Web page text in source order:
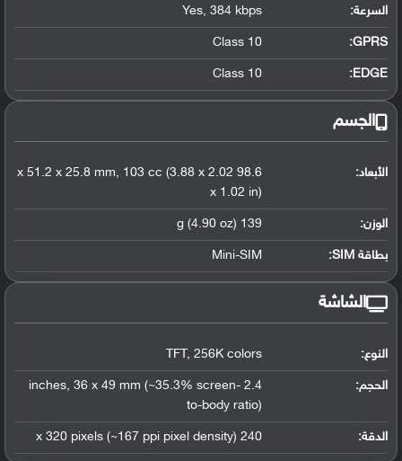
السرعة: Yes, 384 kbps
GPRS:
Class 10
EDGE:
Class 10
الجسم
الأبعاد:
98.6 x 51.2 x 25.8 mm, 103 cc (3.88 x 2.02
x 1.02 in)
الوزن: 139 g (4.90 oz)
بطاقة SIM: Mini-SIM
الشاشة
النوع: TFT, 256K colors
الحجم:
2.4 inches, 36 x 49 mm (~35.3% screen-
to-body ratio)
الدقة: 240 x 320 pixels (~167 ppi pixel density)